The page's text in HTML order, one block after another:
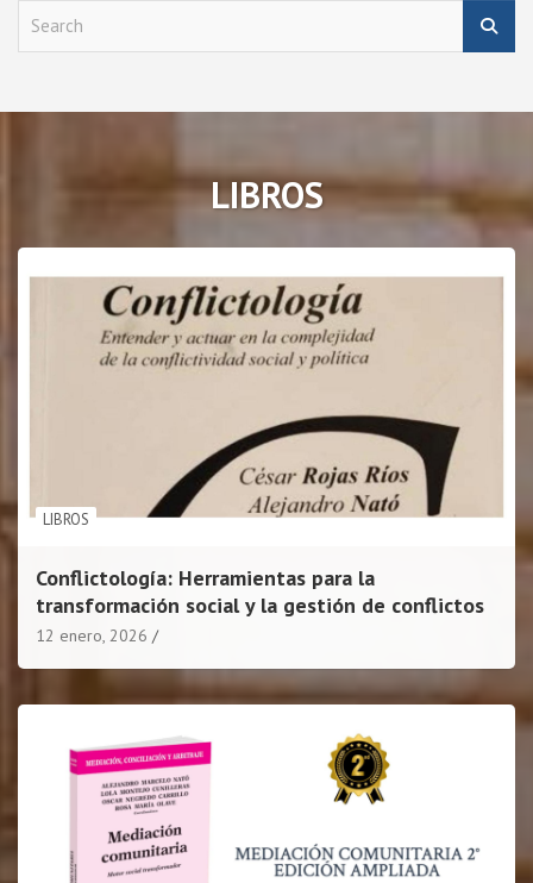
c
LIBROS
LIBROS
Conflictología: Herramientas para la
transformación social y la gestión de conflictos
12 enero, 2026